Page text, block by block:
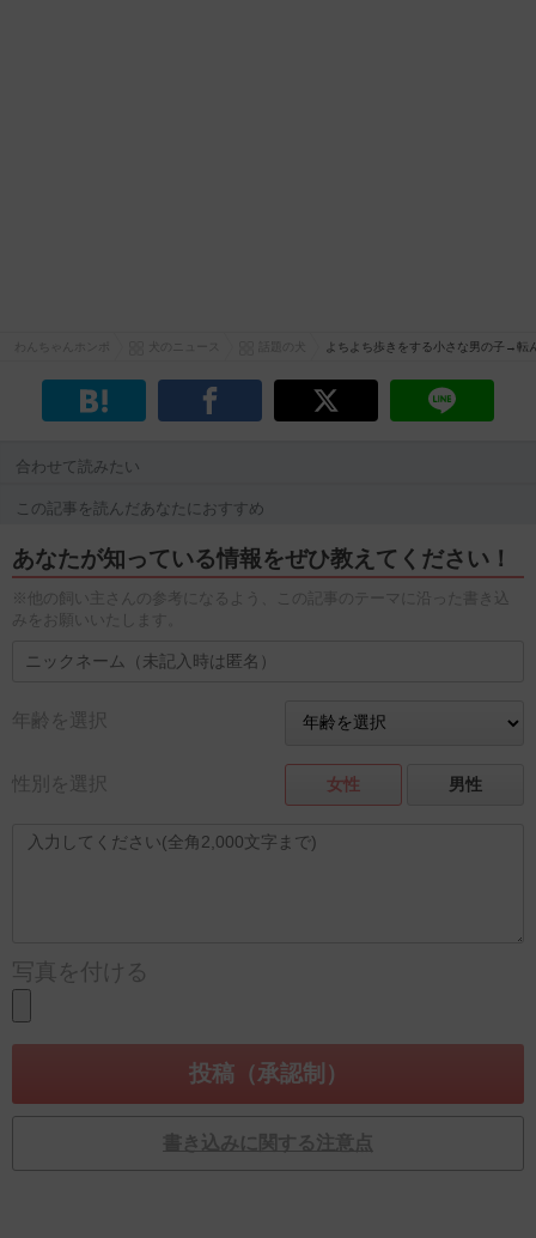
よちよち歩きをする小さな男の子→転
合わせて読みたい
この記事を読んだあなたにおすすめ
あなたが知っている情報をぜひ教えてください！
※他の飼い主さんの参考になるよう、この記事のテーマに沿った書き込
みをお願いいたします。
年齢を選択
性別を選択 女性 男性
写真を付ける
書き込みに関する注意点